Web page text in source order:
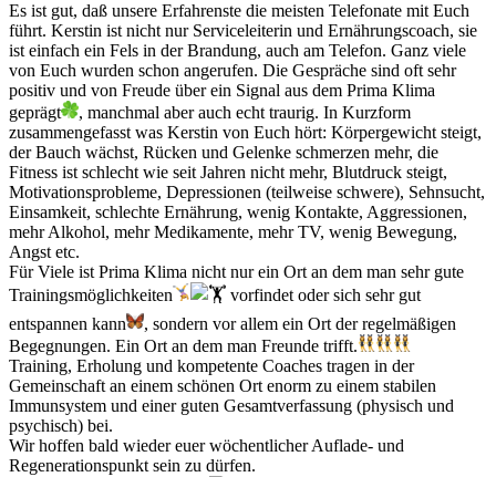
Es ist gut, daß unsere Erfahrenste die meisten Telefonate mit Euch
führt. Kerstin ist nicht nur Serviceleiterin und Ernährungscoach, sie
ist einfach ein Fels in der Brandung, auch am Telefon. Ganz viele
von Euch wurden schon angerufen. Die Gespräche sind oft sehr
positiv und von Freude über ein Signal aus dem Prima Klima
geprägt
, manchmal aber auch echt traurig. In Kurzform
zusammengefasst was Kerstin von Euch hört: Körpergewicht steigt,
der Bauch wächst, Rücken und Gelenke schmerzen mehr, die
Fitness ist schlecht wie seit Jahren nicht mehr, Blutdruck steigt,
Motivationsprobleme, Depressionen (teilweise schwere), Sehnsucht,
Einsamkeit, schlechte Ernährung, wenig Kontakte, Aggressionen,
mehr Alkohol, mehr Medikamente, mehr TV, wenig Bewegung,
Angst etc.
Für Viele ist Prima Klima nicht nur ein Ort an dem man sehr gute
Trainingsmöglichkeiten
vorfindet oder sich sehr gut
entspannen kann
, sondern vor allem ein Ort der regelmäßigen
Begegnungen. Ein Ort an dem man Freunde trifft.
Training, Erholung und kompetente Coaches tragen in der
Gemeinschaft an einem schönen Ort enorm zu einem stabilen
Immunsystem und einer guten Gesamtverfassung (physisch und
psychisch) bei.
Wir hoffen bald wieder euer wöchentlicher Auflade- und
Regenerationspunkt sein zu dürfen.